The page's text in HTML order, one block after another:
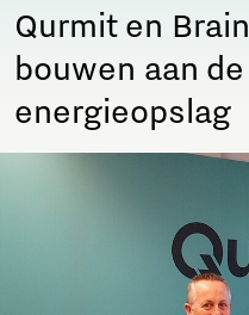
Qurmit en
bouwen aan
energieopslag